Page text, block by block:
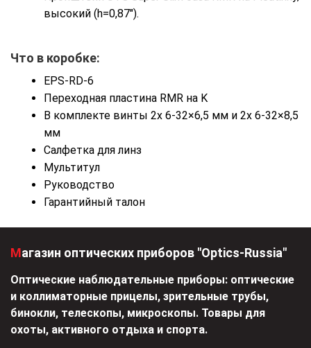
высокий (h=0,87″).
Что в коробке:
EPS-RD-6
Переходная пластина RMR на K
В комплекте винты ‍2x 6-32×6,5 мм и 2x 6-32×8,5
мм
Салфетка для линз
Мультитул
Руководство
Гарантийный талон
Магазин оптических приборов "Optics-Russia"
Оптические наблюдательные приборы: оптические
и коллиматорные прицелы, зрительные трубы,
бинокли, телескопы, микроскопы. Товары для
охоты, активного отдыха и спорта.